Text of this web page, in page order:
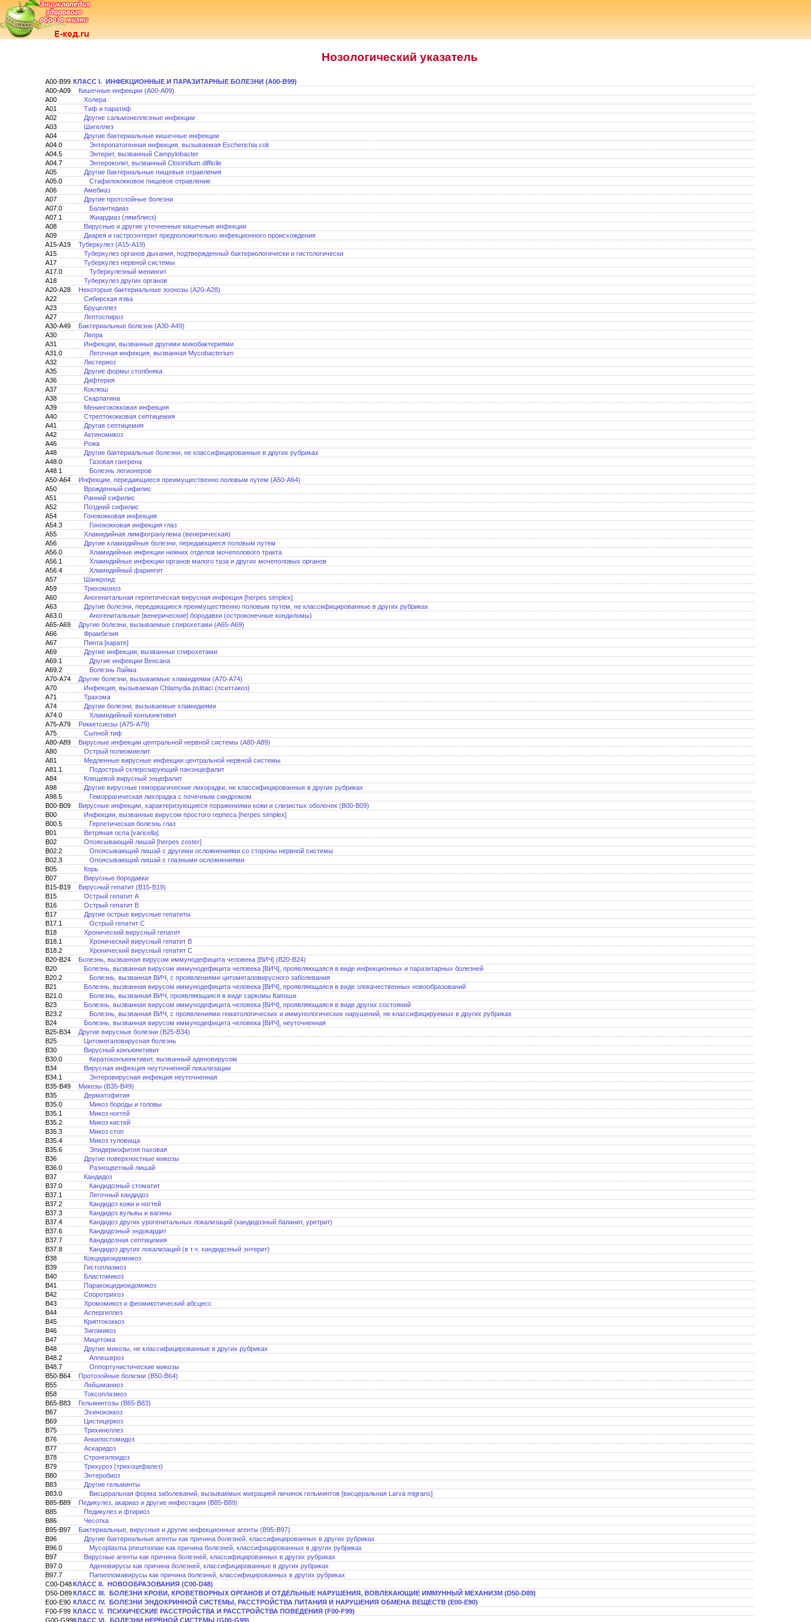
Нозологический указатель
A00-B99 КЛАСС I. ИНФЕКЦИОННЫЕ И ПАРАЗИТАРНЫЕ БОЛЕЗНИ (А00-В99)
A00-A09
Кишечные инфекции (А00-А09)
A00
Холера
A01
Тиф и паратиф
A02
Другие сальмонеллезные инфекции
A03
Шигеллез
A04
Другие бактериальные кишечные инфекции
A04.0
Энтеропатогенная инфекция, вызываемая Escherichia coli
A04.5
Энтерит, вызванный Campylobacter
A04.7
Энтероколит, вызванный Clostridium difficile
A05
Другие бактериальные пищевые отравления
A05.0
Стафилококковое пищевое отравление
A06
Амебиаз
A07
Другие протозойные болезни
A07.0
Балантидиаз
A07.1
Жиардиаз (лямблиоз)
A08
Вирусные и другие уточненные кишечные инфекции
A09
Диарея и гастроэнтерит предположительно инфекционного происхождения
A15-A19
Туберкулез (А15-А19)
A15
Туберкулез органов дыхания, подтвержденный бактериологически и гистологически
A17
Туберкулез нервной системы
A17.0
Туберкулезный менингит
A18
Туберкулез других органов
A20-A28
Некоторые бактериальные зоонозы (А20-А28)
A22
Сибирская язва
A23
Бруцеллез
A27
Лептоспироз
A30-A49
Бактериальные болезни (А30-А49)
A30
Лепра
A31
Инфекции, вызванные другими микобактериями
A31.0
Легочная инфекция, вызванная Mycobacterium
A32
Листериоз
A35
Другие формы столбняка
A36
Дифтерия
A37
Коклюш
A38
Скарлатина
A39
Менингококковая инфекция
A40
Стрептококковая септицемия
A41
Другая септицемия
A42
Актиномикоз
A46
Рожа
A48
Другие бактериальные болезни, не классифицированные в других рубриках
A48.0
Газовая гангрена
A48.1
Болезнь легионеров
A50-A64
Инфекции, передающиеся преимущественно половым путем (A50-A64)
A50
Врожденный сифилис
A51
Ранний сифилис
A52
Поздний сифилис
A54
Гонококковая инфекция
A54.3
Гонококковая инфекция глаз
A55
Хламидийная лимфогранулема (венерическая)
A56
Другие хламидийные болезни, передающиеся половым путем
A56.0
Хламидийные инфекции нижних отделов мочеполового тракта
A56.1
Хламидийные инфекции органов малого таза и других мочеполовых органов
A56.4
Хламидийный фарингит
A57
Шанкроид
A59
Трихомоноз
A60
Аногенитальная герпетическая вирусная инфекция [herpes simplex]
A63
Другие болезни, передающиеся преимущественно половым путем, не классифицированные в других рубриках
A63.0
Аногенитальные [венерические] бородавки (остроконечные кондиломы)
A65-A69
Другие болезни, вызываемые спирохетами (А65-А69)
A66
Фрамбезия
A67
Пинта [карате]
A69
Другие инфекции, вызванные спирохетами
A69.1
Другие инфекции Венсана
A69.2
Болезнь Лайма
A70-A74
Другие болезни, вызываемые хламидиями (A70-A74)
A70
Инфекция, вызываемая Chlamydia psittaci (пситтакоз)
A71
Трахома
A74
Другие болезни, вызываемые хламидиями
A74.0
Хламидийный конъюнктивит
A75-A79
Риккетсиозы (A75-A79)
A75
Сыпной тиф
A80-A89
Вирусные инфекции центральной нервной системы (А80-А89)
A80
Острый полиомиелит
A81
Медленные вирусные инфекции центральной нервной системы
A81.1
Подострый склерозирующий панэнцефалит
A84
Клещевой вирусный энцефалит
A98
Другие вирусные геморрагические лихорадки, не классифицированные в других рубриках
A98.5
Геморрагическая лихорадка с почечным синдромом
B00-B09
Вирусные инфекции, характеризующиеся поражениями кожи и слизистых оболочек (B00-B09)
B00
Инфекции, вызванные вирусом простого герпеса [herpes simplex]
B00.5
Герпетическая болезнь глаз
B01
Ветряная оспа [varicella]
B02
Опоясывающий лишай [herpes zoster]
B02.2
Опоясывающий лишай с другими осложнениями со стороны нервной системы
B02.3
Опоясывающий лишай с глазными осложнениями
B05
Корь
B07
Вирусные бородавки
B15-B19
Вирусный гепатит (В15-В19)
B15
Острый гепатит А
B16
Острый гепатит В
B17
Другие острые вирусные гепатиты
B17.1
Острый гепатит С
B18
Хронический вирусный гепатит
B18.1
Хронический вирусный гепатит В
B18.2
Хронический вирусный гепатит С
B20-B24
Болезнь, вызванная вирусом иммунодефицита человека [ВИЧ] (B20-B24)
B20
Болезнь, вызванная вирусом иммунодефицита человека [ВИЧ], проявляющаяся в виде инфекционных и паразитарных болезней
B20.2
Болезнь, вызванная ВИЧ, с проявлениями цитомегаловирусного заболевания
B21
Болезнь, вызванная вирусом иммунодефицита человека [ВИЧ], проявляющаяся в виде злокачественных новообразований
B21.0
Болезнь, вызванная ВИЧ, проявляющаяся в виде саркомы Капоши
B23
Болезнь, вызванная вирусом иммунодефицита человека [ВИЧ], проявляющаяся в виде других состояний
B23.2
Болезнь, вызванная ВИЧ, с проявлениями гематологических и иммунологических нарушений, не классифицируемых в других рубриках
B24
Болезнь, вызванная вирусом иммунодефицита человека [ВИЧ], неуточненная
B25-B34
Другие вирусные болезни (В25-В34)
B25
Цитомегаловирусная болезнь
B30
Вирусный конъюнктивит
B30.0
Кератоконъюнктивит, вызванный аденовирусом
B34
Вирусная инфекция неуточненной локализации
B34.1
Энтеровирусная инфекция неуточненная
B35-B49
Микозы (В35-В49)
B35
Дерматофития
B35.0
Микоз бороды и головы
B35.1
Микоз ногтей
B35.2
Микоз кистей
B35.3
Микоз стоп
B35.4
Микоз туловища
B35.6
Эпидермофития паховая
B36
Другие поверхностные микозы
B36.0
Разноцветный лишай
B37
Кандидоз
B37.0
Кандидозный стоматит
B37.1
Легочный кандидоз
B37.2
Кандидоз кожи и ногтей
B37.3
Кандидоз вульвы и вагины
B37.4
Кандидоз других урогенитальных локализаций (кандидозный баланит, уретрит)
B37.6
Кандидозный эндокардит
B37.7
Кандидозная септицемия
B37.8
Кандидоз других локализаций (в т.ч. кандидозный энтерит)
B38
Кокцидиоидомикоз
B39
Гистоплазмоз
B40
Бластомикоз
B41
Паракокцидиоидомикоз
B42
Споротрихоз
B43
Хромомикоз и феомикотический абсцесс
B44
Аспергиллез
B45
Криптококкоз
B46
Зигомикоз
B47
Мицетома
B48
Другие микозы, не классифицированные в других рубриках
B48.2
Аллешероз
B48.7
Оппортунистические микозы
B50-B64
Протозойные болезни (В50-В64)
B55
Лейшманиоз
B58
Токсоплазмоз
B65-B83
Гельминтозы (B65-B83)
B67
Эхинококкоз
B69
Цистицеркоз
B75
Трихинеллез
B76
Анкилостомидоз
B77
Аскаридоз
B78
Стронгилоидоз
B79
Трихуроз (трихоцефалез)
B80
Энтеробиоз
B83
Другие гельминты
B83.0
Висцеральная форма заболеваний, вызываемых миграцией личинок гельминтов [висцеральная Larva migrans]
B85-B89
Педикулез, акариаз и другие инфестации (B85-B89)
B85
Педикулез и фтириоз
B86
Чесотка
B95-B97
Бактериальные, вирусные и другие инфекционные агенты (B95-B97)
B96
Другие бактериальные агенты как причина болезней, классифицированных в других рубриках
B96.0
Mycoplasma pneumoniae как причина болезней, классифицированных в других рубриках
B97
Вирусные агенты как причина болезней, классифицированных в других рубриках
B97.0
Аденовирусы как причина болезней, классифицированные в других рубриках
B97.7
Папилломавирусы как причина болезней, классифицированных в других рубриках
C00-D48КЛАСС II. НОВООБРАЗОВАНИЯ (C00-D48)
D50-D89КЛАСС III. БОЛЕЗНИ КРОВИ, КРОВЕТВОРНЫХ ОРГАНОВ И ОТДЕЛЬНЫЕ НАРУШЕНИЯ, ВОВЛЕКАЮЩИЕ ИММУННЫЙ МЕХАНИЗМ (D50-D89)
E00-E90 КЛАСС IV. БОЛЕЗНИ ЭНДОКРИННОЙ СИСТЕМЫ, РАССТРОЙСТВА ПИТАНИЯ И НАРУШЕНИЯ ОБМЕНА ВЕЩЕСТВ (E00-E90)
F00-F99 КЛАСС V. ПСИХИЧЕСКИЕ РАССТРОЙСТВА И РАССТРОЙСТВА ПОВЕДЕНИЯ (F00-F99)
G00-G99КЛАСС VI. БОЛЕЗНИ НЕРВНОЙ СИСТЕМЫ (G00-G99)